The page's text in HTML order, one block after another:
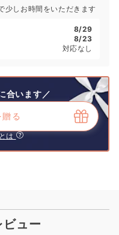
少しお時間をいただきます
8/29
8/23
対応なし
合います／
る
は
ュー